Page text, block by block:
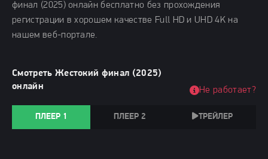
финал (2025) онлайн бесплатно без прохождения
регистрации в хорошем качестве Full HD и UHD 4K на
нашем веб-портале.
Смотреть Жестокий финал (2025)
онлайн
ПЛЕЕР 1 ПЛЕЕР 2 ТРЕЙЛЕР
Не работает?